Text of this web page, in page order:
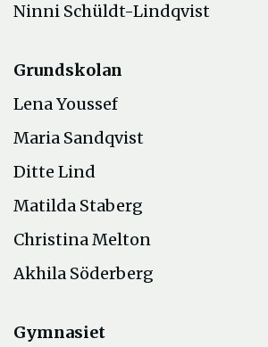
Ninni Schüldt-Lindqvist
Grundskolan
Lena Youssef
Maria Sandqvist
Ditte Lind
Matilda Staberg
Christina Melton
Akhila Söderberg
Gymnasiet